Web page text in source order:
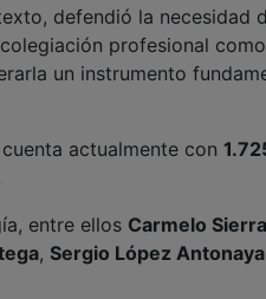
defendió la necesidad
profesional
un instrumento
actualmente con
entre ellos Carmelo
, Sergio López Antonaya